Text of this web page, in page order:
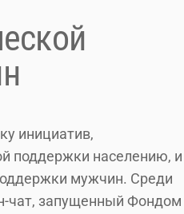
инициатив,
поддержки населению, и
мужчин. Среди
чат, запущенный Фондом